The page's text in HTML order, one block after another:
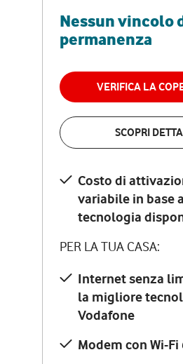
Nessun vincolo
permanenza
VERIFICA LA
SCOPRI
Costo di
variabile in base
tecnologia
PER LA TUA CASA:
Internet senza
la migliore
Vodafone
Modem con Wi-Fi
RETE FISSA +
29,95€
VERIFICA
Costo di
variabile in
tecnologia
PER LA TUA CASA:
Internet
la
Vodafone
Modem
Chiamate
numeri